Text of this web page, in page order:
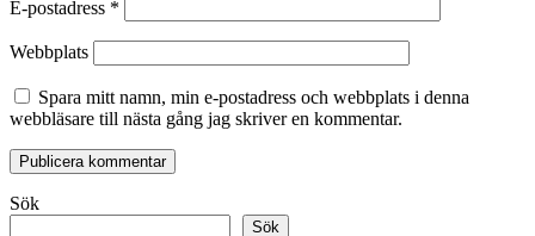
E-postadress *
Webbplats
Spara mitt namn, min e-postadress och webbplats i denna
webbläsare till nästa gång jag skriver en kommentar.
Sök
Sök